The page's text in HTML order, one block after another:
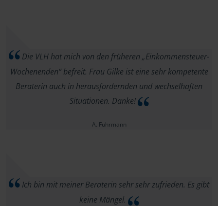
Die VLH hat mich von den früheren „Einkommensteuer-
Wochenenden“ befreit. Frau Gilke ist eine sehr kompetente
Beraterin auch in herausfordernden und wechselhaften
Situationen. Danke!
A. Fuhrmann
Ich bin mit meiner Beraterin sehr sehr zufrieden. Es gibt
keine Mängel.